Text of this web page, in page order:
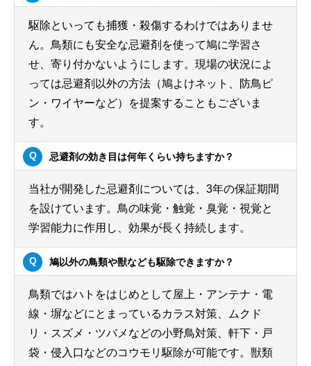
駆除といっても捕獲・殺傷するわけではありませ
ん。鳥類にも安全な忌避剤を使って鳩に学習さ
せ、寄り付かないようにします。現場の状況によ
っては忌避剤以外の方法（鳩よけネット、防鳥ピ
ン・ワイヤーなど）を提案することもございま
す。
忌避剤の効き目は何年くらい持ちますか？
当社が開発した忌避剤については、3年の保証期間
を設けています。鳥の味覚・触覚・臭覚・視覚と
学習能力に作用し、効果が長く持続します。
鳩以外の鳥類や獣なども駆除できますか？
鳥類ではハトをはじめとして屋上・アンテナ・電
線・塀などにとまっているカラス対策、ムクド
リ・スズメ・ツバメなどの小野鳥対策、軒下・戸
袋・侵入口などのコウモリ駆除が可能です。獣類